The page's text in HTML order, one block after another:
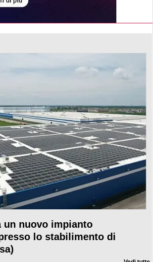
un nuovo impianto
lo stabilimento di